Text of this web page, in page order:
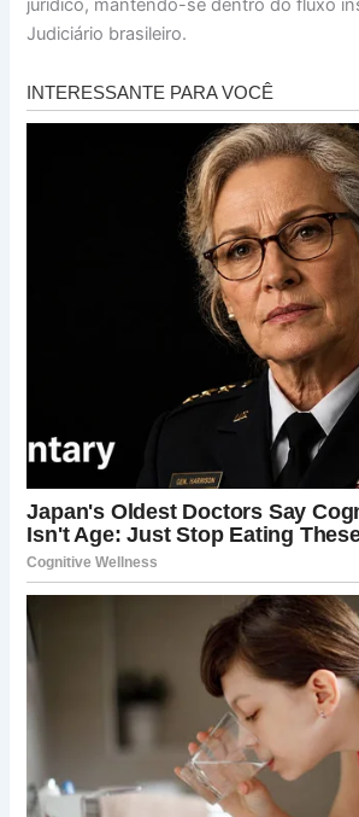
jurídico, mantendo-se dentro do fluxo
Judiciário brasileiro.